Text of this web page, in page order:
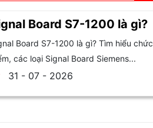
Board S7-1200 là gì?
Board S7-1200 là gì? Tìm hiểu
các loại Signal Board Siemens...
31 - 07 - 2026